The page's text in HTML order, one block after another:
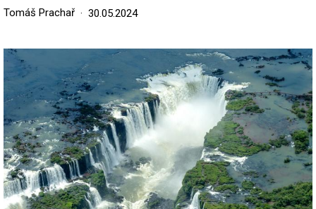
Tomáš Prachař 30.05.2024
Image